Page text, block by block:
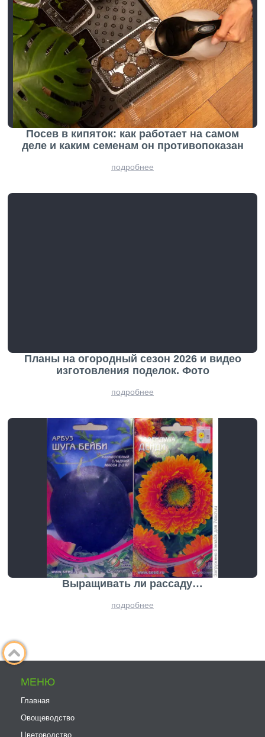
Посев в кипяток: как работает на самом
деле и каким семенам он противопоказан
подробнее
Планы на огородный сезон 2026 и видео
изготовления поделок. Фото
подробнее
Выращивать ли рассаду…
подробнее
МЕНЮ
Главная
Овощеводство
Цветоводство